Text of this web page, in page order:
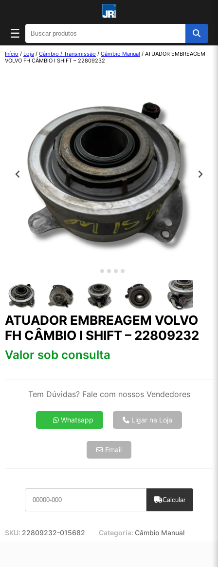
☰
Início / Loja / Câmbio / Transmissão / Câmbio Manual / ATUADOR EMBREAGEM
VOLVO FH CÂMBIO l SHIFT – 22809232
ATUADOR EMBREAGEM VOLVO
FH CÂMBIO l SHIFT – 22809232
Valor sob consulta
Tem Dúvidas? Fale com nossos Vendedores
Whatsapp Ligar na Loja
Email
Calcular
SKU: 22809232-015682 Categoria: Câmbio Manual